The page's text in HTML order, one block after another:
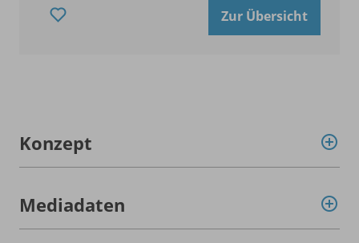
Zur Übersicht
Konzept
Mediadaten